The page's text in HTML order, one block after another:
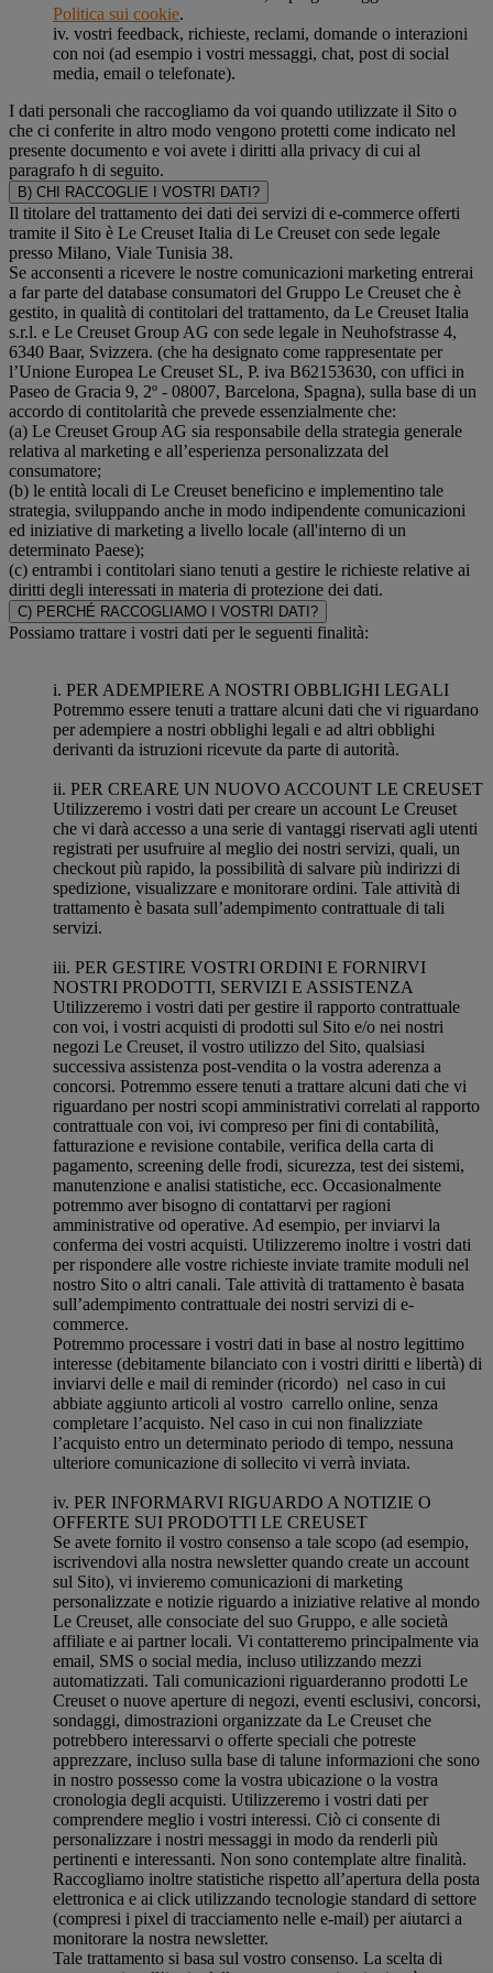
Politica sui cookie.
iv. vostri feedback, richieste, reclami, domande o interazioni
con noi (ad esempio i vostri messaggi, chat, post di social
media, email o telefonate).
I dati personali che raccogliamo da voi quando utilizzate il Sito o
che ci conferite in altro modo vengono protetti come indicato nel
presente documento e voi avete i diritti alla privacy di cui al
paragrafo h di seguito.
B) CHI RACCOGLIE I VOSTRI DATI?
Il titolare del trattamento dei dati dei servizi di e-commerce offerti
tramite il Sito è Le Creuset Italia di Le Creuset con sede legale
presso Milano, Viale Tunisia 38.
Se acconsenti a ricevere le nostre comunicazioni marketing entrerai
a far parte del database consumatori del Gruppo Le Creuset che è
gestito, in qualità di contitolari del trattamento, da Le Creuset Italia
s.r.l. e Le Creuset Group AG con sede legale in Neuhofstrasse 4,
6340 Baar, Svizzera. (che ha designato come rappresentate per
l’Unione Europea Le Creuset SL, P. iva B62153630, con uffici in
Paseo de Gracia 9, 2º - 08007, Barcelona, Spagna), sulla base di un
accordo di contitolarità che prevede essenzialmente che:
(a) Le Creuset Group AG sia responsabile della strategia generale
relativa al marketing e all’esperienza personalizzata del
consumatore;
(b) le entità locali di Le Creuset beneficino e implementino tale
strategia, sviluppando anche in modo indipendente comunicazioni
ed iniziative di marketing a livello locale (all'interno di un
determinato Paese);
(c) entrambi i contitolari siano tenuti a gestire le richieste relative ai
diritti degli interessati in materia di protezione dei dati.
C) PERCHÉ RACCOGLIAMO I VOSTRI DATI?
Possiamo trattare i vostri dati per le seguenti finalità:
i. PER ADEMPIERE A NOSTRI OBBLIGHI LEGALI
Potremmo essere tenuti a trattare alcuni dati che vi riguardano
per adempiere a nostri obblighi legali e ad altri obblighi
derivanti da istruzioni ricevute da parte di autorità.
ii. PER CREARE UN NUOVO ACCOUNT LE CREUSET
Utilizzeremo i vostri dati per creare un account Le Creuset
che vi darà accesso a una serie di vantaggi riservati agli utenti
registrati per usufruire al meglio dei nostri servizi, quali, un
checkout più rapido, la possibilità di salvare più indirizzi di
spedizione, visualizzare e monitorare ordini. Tale attività di
trattamento è basata sull’adempimento contrattuale di tali
servizi.
iii. PER GESTIRE VOSTRI ORDINI E FORNIRVI
NOSTRI PRODOTTI, SERVIZI E ASSISTENZA
Utilizzeremo i vostri dati per gestire il rapporto contrattuale
con voi, i vostri acquisti di prodotti sul Sito e/o nei nostri
negozi Le Creuset, il vostro utilizzo del Sito, qualsiasi
successiva assistenza post-vendita o la vostra aderenza a
concorsi. Potremmo essere tenuti a trattare alcuni dati che vi
riguardano per nostri scopi amministrativi correlati al rapporto
contrattuale con voi, ivi compreso per fini di contabilità,
fatturazione e revisione contabile, verifica della carta di
pagamento, screening delle frodi, sicurezza, test dei sistemi,
manutenzione e analisi statistiche, ecc. Occasionalmente
potremmo aver bisogno di contattarvi per ragioni
amministrative od operative. Ad esempio, per inviarvi la
conferma dei vostri acquisti. Utilizzeremo inoltre i vostri dati
per rispondere alle vostre richieste inviate tramite moduli nel
nostro Sito o altri canali. Tale attività di trattamento è basata
sull’adempimento contrattuale dei nostri servizi di e-
commerce.
Potremmo processare i vostri dati in base al nostro legittimo
interesse (debitamente bilanciato con i vostri diritti e libertà) di
inviarvi delle e mail di reminder (ricordo) nel caso in cui
abbiate aggiunto articoli al vostro carrello online, senza
completare l’acquisto. Nel caso in cui non finalizziate
l’acquisto entro un determinato periodo di tempo, nessuna
ulteriore comunicazione di sollecito vi verrà inviata.
iv. PER INFORMARVI RIGUARDO A NOTIZIE O
OFFERTE SUI PRODOTTI LE CREUSET
Se avete fornito il vostro consenso a tale scopo (ad esempio,
iscrivendovi alla nostra newsletter quando create un account
sul Sito), vi invieremo comunicazioni di marketing
personalizzate e notizie riguardo a iniziative relative al mondo
Le Creuset, alle consociate del suo Gruppo, e alle società
affiliate e ai partner locali. Vi contatteremo principalmente via
email, SMS o social media, incluso utilizzando mezzi
automatizzati. Tali comunicazioni riguarderanno prodotti Le
Creuset o nuove aperture di negozi, eventi esclusivi, concorsi,
sondaggi, dimostrazioni organizzate da Le Creuset che
potrebbero interessarvi o offerte speciali che potreste
apprezzare, incluso sulla base di talune informazioni che sono
in nostro possesso come la vostra ubicazione o la vostra
cronologia degli acquisti. Utilizzeremo i vostri dati per
comprendere meglio i vostri interessi. Ciò ci consente di
personalizzare i nostri messaggi in modo da renderli più
pertinenti e interessanti. Non sono contemplate altre finalità.
Raccogliamo inoltre statistiche rispetto all’apertura della posta
elettronica e ai click utilizzando tecnologie standard di settore
(compresi i pixel di tracciamento nelle e-mail) per aiutarci a
monitorare la nostra newsletter.
Tale trattamento si basa sul vostro consenso. La scelta di